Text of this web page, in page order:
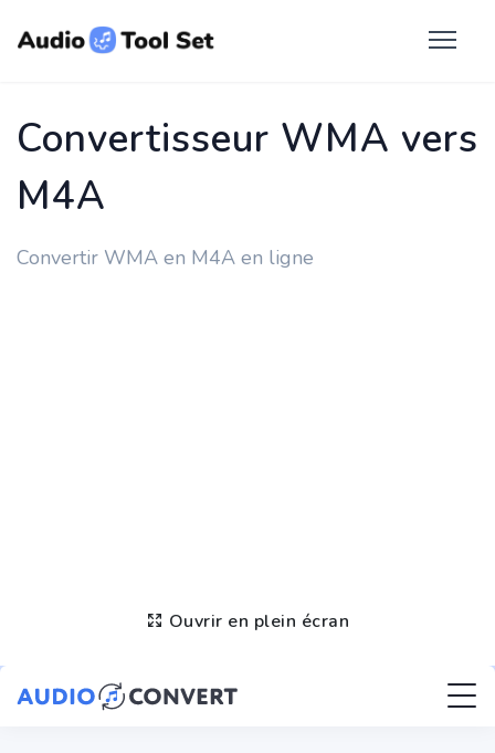
Convertisseur WMA vers
M4A
Convertir WMA en M4A en ligne
Ouvrir en plein écran